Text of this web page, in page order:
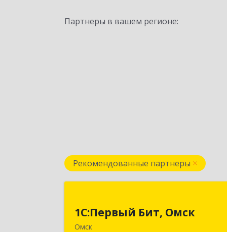
Партнеры в вашем регионе:
Рекомендованные партнеры
1С:Первый Бит, Омск
Омск
644099, Омская обл, Омск г, Гагарина